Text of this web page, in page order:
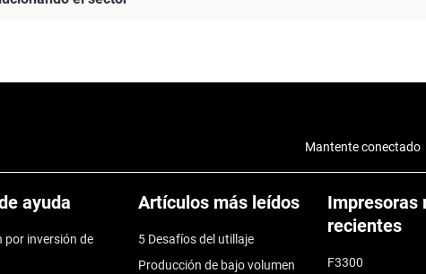
ayuda
por inversión de
Artículos más leídos
5 Desafíos del utillaje
Producción de bajo volumen
Impresoras
recientes
F3300
Mantente conectado